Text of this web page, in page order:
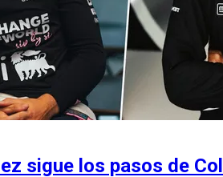
sigue los pasos de